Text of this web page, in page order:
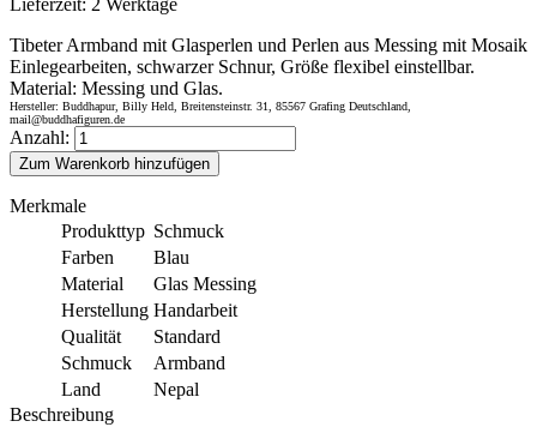
Tibeter Armband mit Glasperlen und Perlen aus Messing mit Mosaik
Einlegearbeiten, schwarzer Schnur, Größe flexibel einstellbar.
Material: Messing und Glas.
Hersteller: Buddhapur, Billy Held, Breitensteinstr. 31, 85567 Grafing Deutschland,
mail@buddhafiguren.de
Anzahl:
Zum Warenkorb hinzufügen
Merkmale
Produkttyp Schmuck
Farben
Blau
Material
Glas Messing
Herstellung Handarbeit
Qualität
Standard
Schmuck
Armband
Land
Nepal
Beschreibung